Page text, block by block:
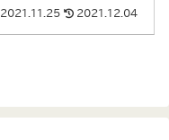
2021.11.25 2021.12.04